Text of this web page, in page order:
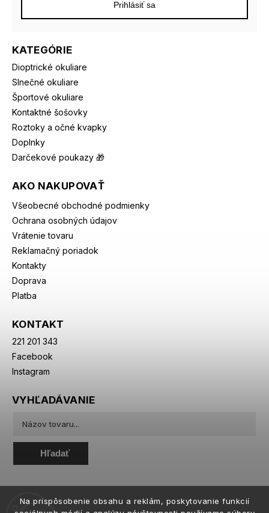
Na prispôsobenie obsahu a reklám, poskytovanie funkcií
KATEGÓRIE
Dioptrické okuliare
Slnečné okuliare
Športové okuliare
Kontaktné šošovky
Roztoky a očné kvapky
Doplnky
Darčekové poukazy 🎁
AKO NAKUPOVAŤ
Všeobecné obchodné podmienky
Ochrana osobných údajov
Vrátenie tovaru
Reklamačný poriadok
Kontakty
Doprava
Platba
KONTAKT
221 201 343
Facebook
Instagram
Prihlásiť sa
VYHĽADÁVANIE
Hľadať